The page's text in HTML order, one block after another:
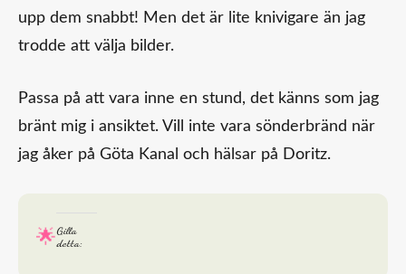
upp dem snabbt! Men det är lite knivigare än jag
trodde att välja bilder.
Passa på att vara inne en stund, det känns som jag
bränt mig i ansiktet. Vill inte vara sönderbränd när
jag åker på Göta Kanal och hälsar på Doritz.
Gilla
detta: